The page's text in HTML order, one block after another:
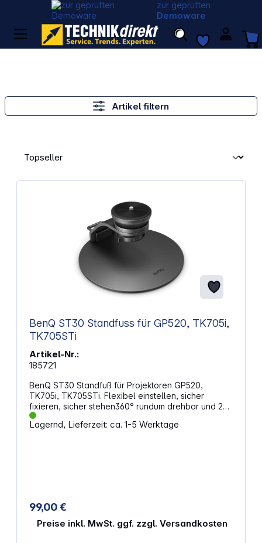
zur geprüften
Demoware
Artikel filtern
BenQ ST30 Standfuss für GP520, TK705i,
TK705STi
Artikel-Nr.:
185721
BenQ ST30 Standfuß für Projektoren GP520,
TK705i, TK705STi. Flexibel einstellen, sicher
fixieren, sicher stehen360° rundum drehbar und 20°
vertikal neigbar mit praktischer Schnellverriegelung
– für eine stabile und flexible Projektion Robuste
Eigengewicht. Modernes Design, aufgeräumtes
SetupAus mattem Metall gefertigt für ein modernes,
minimalistisches Design. Die integrierte
Lagernd, Lieferzeit: ca. 1-5 Werktage
99,00 €
Preise inkl. MwSt. ggf. zzgl. Versandkosten